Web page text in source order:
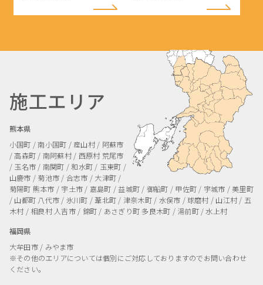
施工エリア
熊本県
小国町 / 南小国町 / 産山村 / 阿蘇市
/ 高森町 / 南阿蘇村 / 西原村 荒尾市
/ 玉名市 / 南関町 / 和水町 / 玉東町 /
山鹿市 / 菊池市 / 合志市 / 大津町 /
菊陽町 熊本市 / 宇土市 / 嘉島町 / 益城町 / 御船町 / 甲佐町 / 宇城市 / 美里町
/ 山都町 八代市 / 氷川町 / 葦北町 / 津奈木町 / 水俣市 / 球磨村 / 山江村 / 五
木村 / 相良村人吉市 / 錦町 / あさぎり町 多良木町 / 湯前町 / 水上村
福岡県
大牟田市 / みやま市
※その他のエリアについては個別にご対応しておりますのでお問い合わせ
ください。